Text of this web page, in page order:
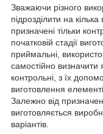
Зважаючи різного
підрозділити на
призначені тільки
початковій стадії
приймальні,
самостійно визначити
контрольні, з їх
виготовлення
Залежно від
виготовляється
варіантів.